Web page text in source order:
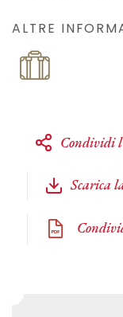
ALTRE
Condividi
Scarica